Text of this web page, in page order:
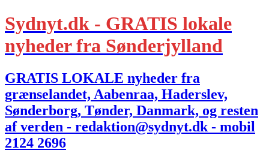
Sydnyt.dk - GRATIS lokale
nyheder fra Sønderjylland
GRATIS LOKALE nyheder fra
grænselandet, Aabenraa, Haderslev,
Sønderborg, Tønder, Danmark, og resten
af verden - redaktion@sydnyt.dk - mobil
2124 2696